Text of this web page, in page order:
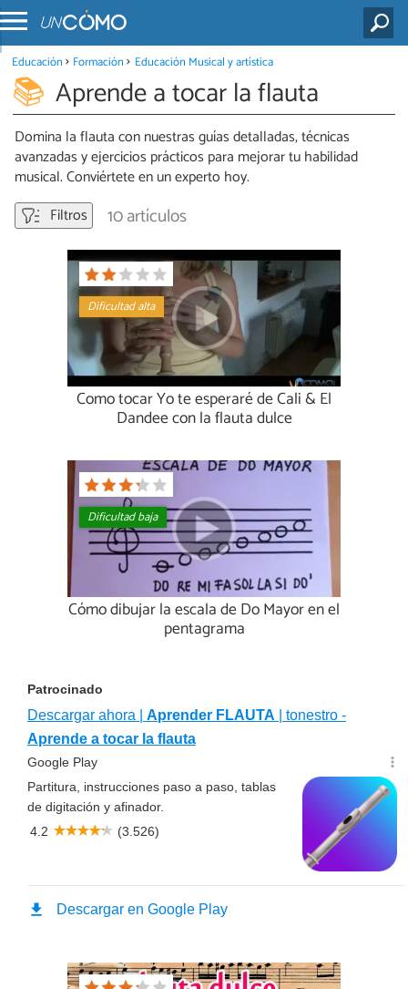
Educación Formación Educación Musical y artística
Aprende a tocar la flauta
Domina la flauta con nuestras guías detalladas, técnicas
avanzadas y ejercicios prácticos para mejorar tu habilidad
musical. Conviértete en un experto hoy.
Filtros
10 artículos
Dificultad alta
Como tocar Yo te esperaré de Cali & El
Dandee con la flauta dulce
Dificultad baja
Cómo dibujar la escala de Do Mayor en el
pentagrama